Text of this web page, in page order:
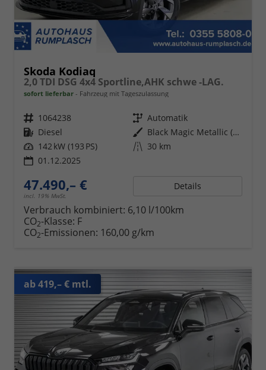
Skoda Kodiaq
2,0 TDI DSG 4x4 Sportline,AHK schwe -LAG.
sofort lieferbar Fahrzeug mit Tageszulassung
Fahrzeugnr. 1064238 Getriebe Automatik
Kraftstoff Diesel Außenfarbe
Black Magic Metallic (1Z)
Leistung 142 kW (193 PS) Kilometerstand 30 km
01.12.2025
47.490,– €
incl. 19% MwSt.
Details
Verbrauch kombiniert: 6,10 l/100km
CO2-Klasse: F
CO2-Emissionen: 160,00 g/km
ab 419,– € mtl.